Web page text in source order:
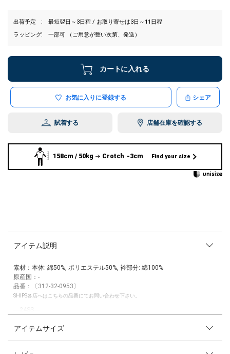
出荷予定
最短翌日～3日程 / お取り寄せは3日～11日程
ラッピング
一部可 （ご用意が整い次第、発送）
カートに入れる
お気に入りに登録する シェア
試着する 店舗在庫を確認する
158cm / 50kg Crotch -3cm Find your size
アイテム説明
素材：本体: 綿50%, ポリエステル50%, 衿部分: 綿100%
原産国：-
品番：〔312-32-0953〕
SHIPS各店へはこちらの品番にてお問い合わせ下さい。
夏の万能アイテム！ ボトムを選ばないコンパクトTシャツ
アイテムサイズ